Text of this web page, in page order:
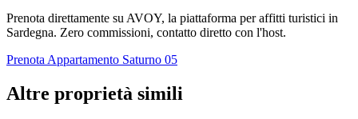
Prenota direttamente su AVOY, la piattaforma per affitti turistici in
Sardegna. Zero commissioni, contatto diretto con l'host.
Prenota Appartamento Saturno 05
Altre proprietà simili